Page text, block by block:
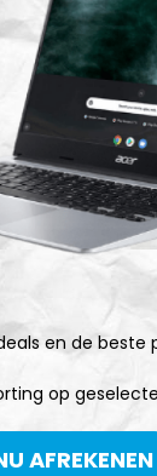
en de beste
op
AFREKENEN